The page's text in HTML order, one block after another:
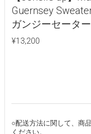
Guernsey
ガンジーセータ
¥13,200
○配送方法に関して、商
ください。